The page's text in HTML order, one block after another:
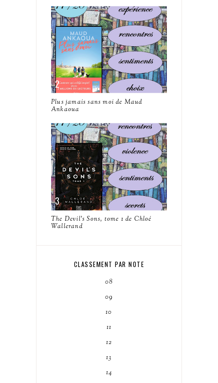
Plus jamais sans moi de Maud
Ankaoua
The Devil's Sons, tome 1 de Chloé
Wallerand
CLASSEMENT PAR NOTE
08
09
10
11
12
13
14